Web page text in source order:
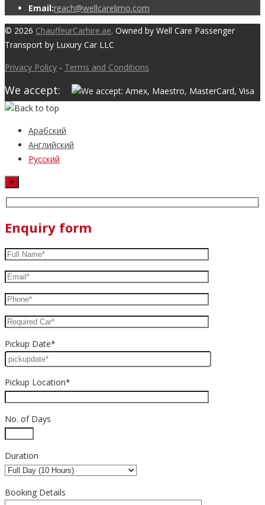
Email:reach@wellcarelimo.com
© 2026 ChauffeurCarhire.ae. Owned by Well Care Passenger
Transport by Luxury Car LLC
Privacy Policy - Terms and Conditions
We accept:
Арабский
Английский
Русский
×
Enquiry form
Pickup Date*
Pickup Location*
No. of Days
Duration
Booking Details